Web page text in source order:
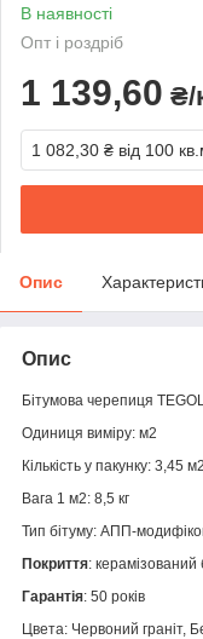
В наявності
Опт і роздріб
1 139,60 ₴/
1 082,30 ₴ від 100
Опис
Опис
Бітумова черепиця
Одиниця виміру: м2
Кількість у пакунку: 3,45 м2
Вага 1 м2: 8,5 кг
Тип бітуму: АПП-
Покриття: керамізований
Гарантія: 50 років
Цвета: Червоний граніт,